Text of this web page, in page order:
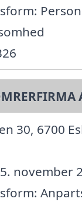
30, 6700
november